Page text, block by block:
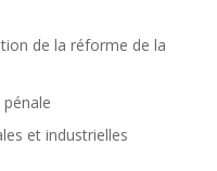
de la réforme de la
pénale
et industrielles